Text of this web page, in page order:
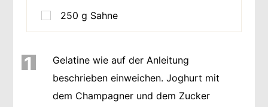
250 g Sahne
1
Gelatine wie auf der Anleitung
beschrieben einweichen. Joghurt mit
dem Champagner und dem Zucker